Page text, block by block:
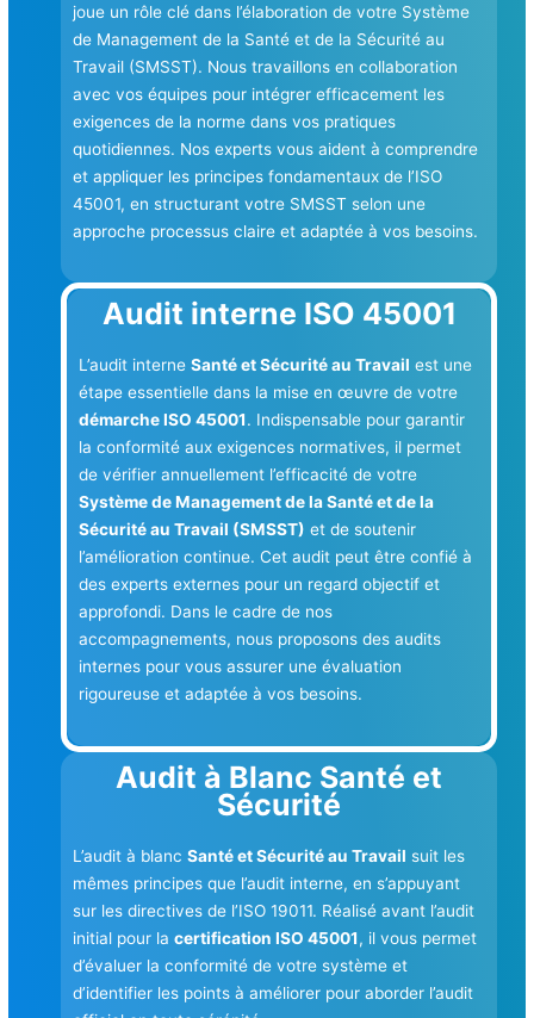
joue un rôle clé dans l’élaboration de votre Système
de Management de la Santé et de la Sécurité au
Travail (SMSST). Nous travaillons en collaboration
avec vos équipes pour intégrer efficacement les
exigences de la norme dans vos pratiques
quotidiennes. Nos experts vous aident à comprendre
et appliquer les principes fondamentaux de l’ISO
45001, en structurant votre SMSST selon une
approche processus claire et adaptée à vos besoins.
Audit interne ISO 45001
L’audit interneSanté et Sécurité au Travail est une
étape essentielle dans la mise en œuvre de votre
démarche ISO 45001. Indispensable pour garantir
la conformité aux exigences normatives, il permet
de vérifier annuellement l’efficacité de votre
Système de Management de la Santé et de la
Sécurité au Travail (SMSST) et de soutenir
l’amélioration continue. Cet audit peut être confié à
des experts externes pour un regard objectif et
approfondi. Dans le cadre de nos
accompagnements, nous proposons des audits
internes pour vous assurer une évaluation
rigoureuse et adaptée à vos besoins.
Audit à Blanc Santé et
Sécurité
L’audit à blancSanté et Sécurité au Travail suit les
mêmes principes que l’audit interne, en s’appuyant
sur les directives de l’ISO 19011. Réalisé avant l’audit
initial pour lacertification ISO 45001, il vous permet
d’évaluer la conformité de votre système et
d’identifier les points à améliorer pour aborder l’audit